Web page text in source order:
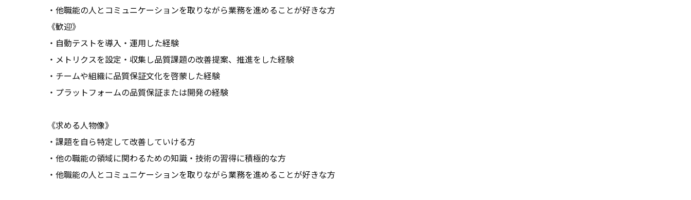
・他職能の人とコミュニケーションを取りながら業務を進めることが好きな方
《歓迎》
・自動テストを導入・運用した経験
・メトリクスを設定・収集し品質課題の改善提案、推進をした経験
・チームや組織に品質保証文化を啓蒙した経験
・プラットフォームの品質保証または開発の経験
《求める人物像》
・課題を自ら特定して改善していける方
・他の職能の領域に関わるための知識・技術の習得に積極的な方
・他職能の人とコミュニケーションを取りながら業務を進めることが好きな方